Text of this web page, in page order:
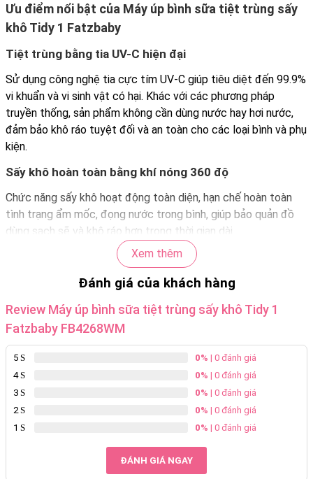
Ưu điểm nổi bật của Máy úp bình sữa tiệt trùng sấy
khô Tidy 1 Fatzbaby
Tiệt trùng bằng tia UV-C hiện đại
Sử dụng công nghệ tia cực tím UV-C giúp tiêu diệt đến 99.9%
vi khuẩn và vi sinh vật có hại. Khác với các phương pháp
truyền thống, sản phẩm không cần dùng nước hay hơi nước,
đảm bảo khô ráo tuyệt đối và an toàn cho các loại bình và phụ
kiện.
Sấy khô hoàn toàn bằng khí nóng 360 độ
Chức năng sấy khô hoạt động toàn diện, hạn chế hoàn toàn
tình trạng ẩm mốc, đọng nước trong bình, giúp bảo quản đồ
dùng sạch sẽ và khô ráo hơn trong thời gian dài.
Bảo quản tự động lên đến 24 giờ
Sau khi tiệt trùng và sấy khô, máy tiếp tục chế độ bảo quản
chế tái nhiễm khuẩn do môi trường bên ngoài.
Dung tích chứa lớn, thiết kế gọn gàng
vật dụng nhỏ cho bé. Cấu trúc máy được thiết kế để sắp xếp
khoa học, tiết kiệm diện tích tối đa cho khu vực bếp hoặc bàn
Vận hành đơn giản, điều khiển thông minh
Bảng điều khiển cảm ứng trực quan, thao tác đơn giản giúp
Xem thêm
Đánh giá của khách hàng
Review Máy úp bình sữa tiệt trùng sấy khô Tidy 1
Fatzbaby FB4268WM
5 0% | 0 đánh giá
4
0% | 0 đánh giá
3
0% | 0 đánh giá
2
0% | 0 đánh giá
1
0% | 0 đánh giá
ĐÁNH GIÁ NGAY